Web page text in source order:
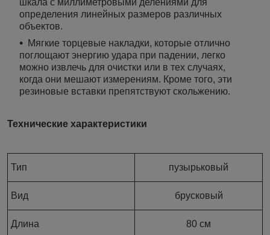
шкала с миллиметровыми делениями для
определения линейных размеров различных
объектов.
Мягкие торцевые накладки, которые отлично
поглощают энергию удара при падении, легко
можно извлечь для очистки или в тех случаях,
когда они мешают измерениям. Кроме того, эти
резиновые вставки препятствуют скольжению.
Технические характеристики
Тип пузырьковый
Вид брусковый
Длина 80 см